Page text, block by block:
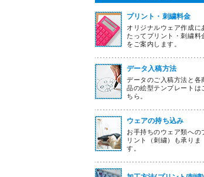
プリント・刺繍料金
オリジナルウェア作成に
たってプリント・刺繍料
をご案内します。
データ入稿方法
データのご入稿方法と各
品の絵型テンプレートは
ちら。
ウェアの持ち込み
お手持ちのウェア類への
リント（刺繍）も承りま
す。